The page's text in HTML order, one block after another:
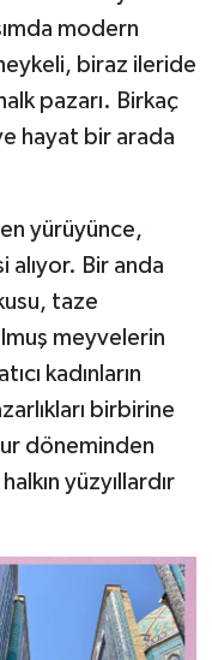
modern
biraz ileride
pazarı. Birkaç
hayat bir arada
yürüyünce,
alıyor. Bir anda
taze
meyvelerin
kadınların
birbirine
döneminden
yüzyıllardır